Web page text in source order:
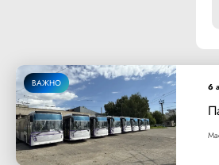
ВАЖНО 6